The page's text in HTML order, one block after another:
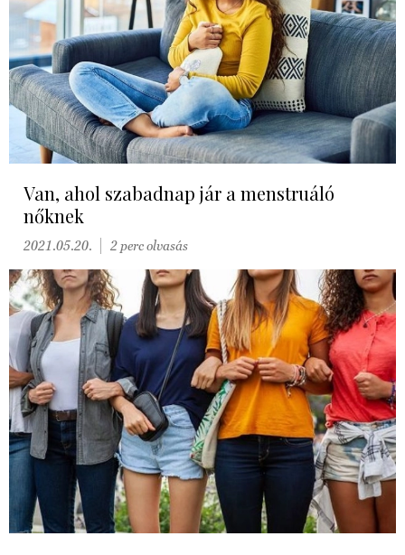
Van, ahol szabadnap jár a menstruáló
nőknek
2021.05.20. 2 perc olvasás